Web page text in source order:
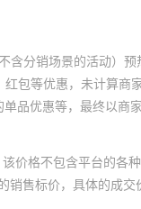
含分销场景的活动）
包等优惠，未计算
品优惠等，最终以商
价格不包含平台的各
售标价，具体的成交